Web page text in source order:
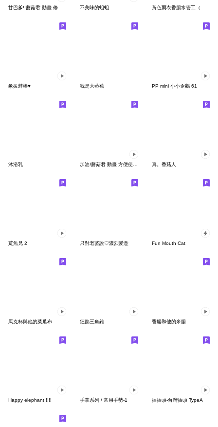
不美味的蛆蛆
象拔蚌棒♥ 我是大藍蕉 PP mini 小小企鵝 61
沐浴乳 加油!蘑菇君 動畫 方便使用2 日本 真。香菇人
鯊魚兄 2 只對老婆說♡濃烈愛意 Fun Mouth Cat
馬克杯與他的菜瓜布 狂熱三角錐 香腸和他的米腸
Happy elephant !!!! 手掌系列 / 常用手勢-1 插插頭-台灣插頭 TypeA